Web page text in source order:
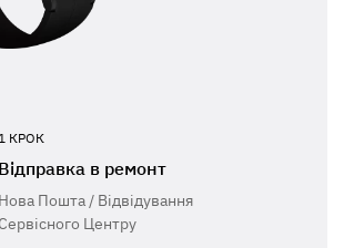
КРОК
Відправка в ремонт
Нова Пошта / Відвідування
Сервісного Центру